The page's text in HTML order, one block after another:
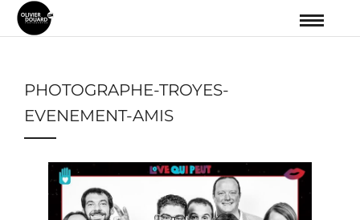
PHOTOGRAPHE-TROYES-
EVENEMENT-AMIS